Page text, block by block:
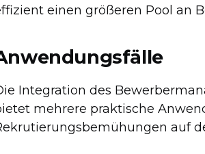
einen größeren Pool an
Integration des
mehrere praktische
auf